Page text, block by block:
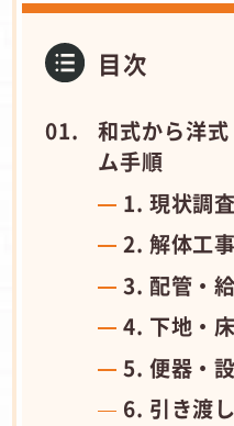
目次
和式から洋
ム手順
1. 現状調
2. 解体工事
3. 配管・
4. 下地・
5. 便器・
6. 引き渡